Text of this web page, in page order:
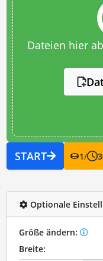
Dateien hier
START 1/
Optionale
Größe ändern:
Breite: